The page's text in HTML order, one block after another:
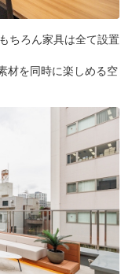
ちろん家具は全て設置
材を同時に楽しめる空